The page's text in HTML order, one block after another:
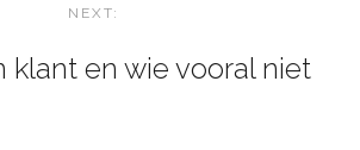
NEXT:
klant en wie vooral niet